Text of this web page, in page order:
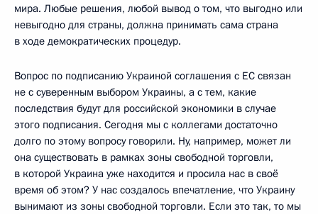
мира. Любые решения, любой вывод о том, что выгодно или
невыгодно для страны, должна принимать сама страна
в ходе демократических процедур.
Вопрос по подписанию Украиной соглашения с ЕС связан
не с суверенным выбором Украины, а с тем, какие
последствия будут для российской экономики в случае
этого подписания. Сегодня мы с коллегами достаточно
долго по этому вопросу говорили. Ну, например, может ли
она существовать в рамках зоны свободной торговли,
в которой Украина уже находится и просила нас в своё
время об этом? У нас создалось впечатление, что Украину
вынимают из зоны свободной торговли. Если это так, то мы